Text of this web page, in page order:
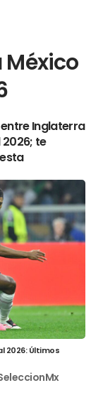
Inglaterra
2026; te
2026: Últimos